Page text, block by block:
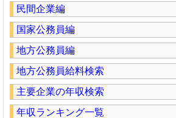
民間企業編
国家公務員編
地方公務員編
地方公務員給料検索
主要企業の年収検索
年収ランキング一覧